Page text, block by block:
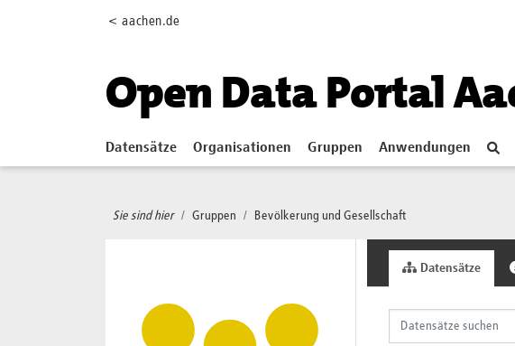
< aachen.de
Open Data Portal
Datensätze Organisationen Gruppen Anwendungen
Sie sind hier Gruppen Bevölkerung und Gesellschaft
Datensätze